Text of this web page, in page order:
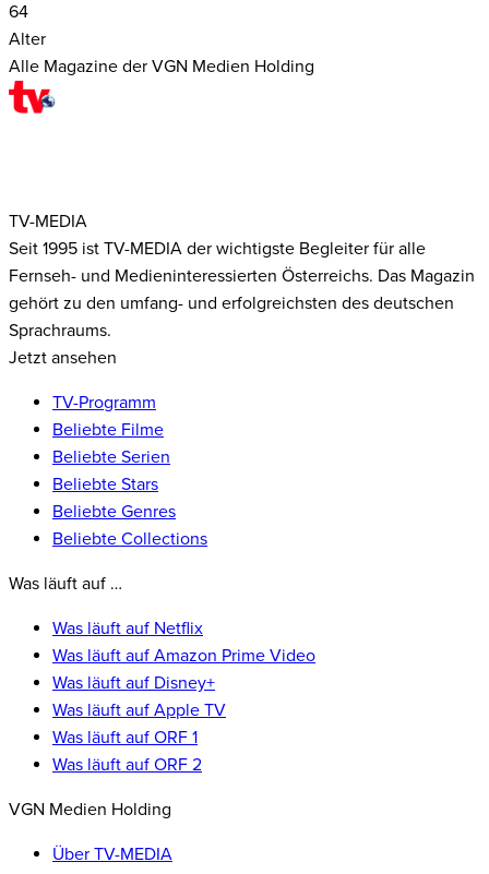
64
Alter
Alle Magazine der VGN Medien Holding
TV-MEDIA
Seit 1995 ist TV-MEDIA der wichtigste Begleiter für alle
Fernseh- und Medieninteressierten Österreichs. Das Magazin
gehört zu den umfang- und erfolgreichsten des deutschen
Sprachraums.
Jetzt ansehen
TV-Programm
Beliebte Filme
Beliebte Serien
Beliebte Stars
Beliebte Genres
Beliebte Collections
Was läuft auf …
Was läuft auf Netflix
Was läuft auf Amazon Prime Video
Was läuft auf Disney+
Was läuft auf Apple TV
Was läuft auf ORF 1
Was läuft auf ORF 2
VGN Medien Holding
Über TV-MEDIA